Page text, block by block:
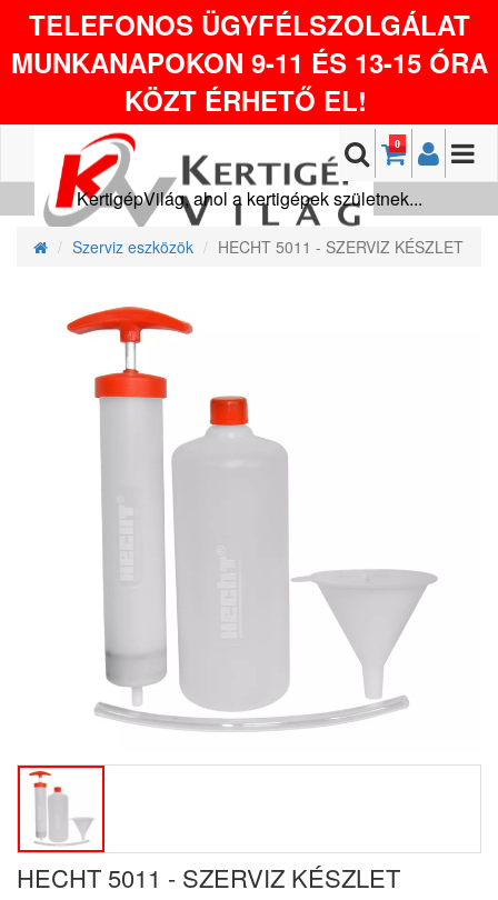
TELEFONOS ÜGYFÉLSZOLGÁLAT
MUNKANAPOKON 9-11 ÉS 13-15 ÓRA
KÖZT ÉRHETŐ EL!
0
KertigépVilág, ahol a kertigépek születnek...
Szerviz eszközök HECHT 5011 - SZERVIZ KÉSZLET
HECHT 5011 - SZERVIZ KÉSZLET